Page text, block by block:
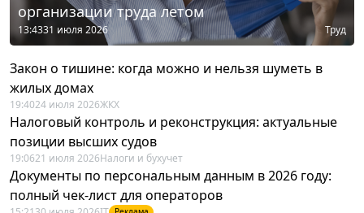
организации труда летом
13:4331 июля 2026 Труд
Закон о тишине: когда можно и нельзя шуметь в
жилых домах
19:4024 июля 2026ЖКХ
Налоговый контроль и реконструкция: актуальные
позиции высших судов
19:0621 июля 2026Налоги и бухучет
Документы по персональным данным в 2026 году:
полный чек-лист для операторов